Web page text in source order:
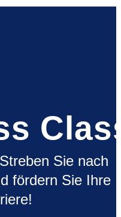
Sie nach
fördern Sie Ihre